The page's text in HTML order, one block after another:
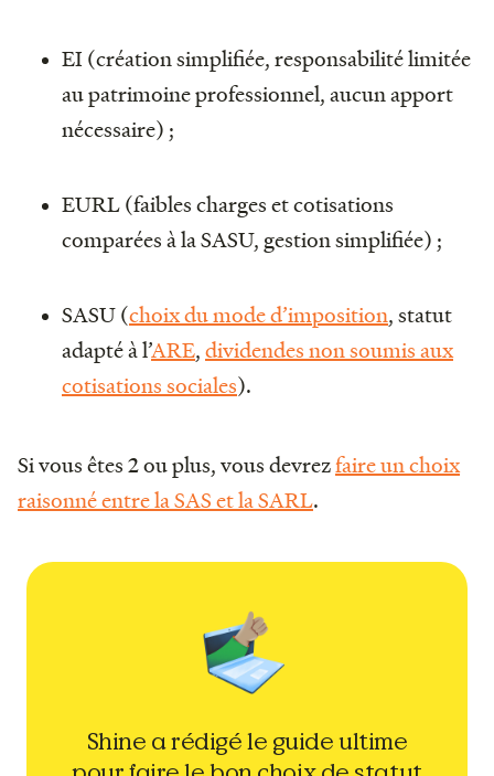
EI (création simplifiée, responsabilité limitée
au patrimoine professionnel, aucun apport
nécessaire) ;
EURL (faibles charges et cotisations
comparées à la SASU, gestion simplifiée) ;
SASU (choix du mode d’imposition, statut
adapté à l’ARE,dividendes non soumis aux
cotisations sociales).
Si vous êtes 2 ou plus, vous devrezfaire un choix
raisonné entre la SAS et la SARL.
Shine a rédigé le guide ultime